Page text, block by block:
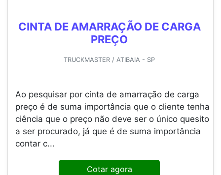
CINTA DE AMARRAÇÃO DE CARGA
PREÇO
TRUCKMASTER / ATIBAIA - SP
Ao pesquisar por cinta de amarração de carga
preço é de suma importância que o cliente tenha
ciência que o preço não deve ser o único quesito
a ser procurado, já que é de suma importância
contar c...
Cotar agora